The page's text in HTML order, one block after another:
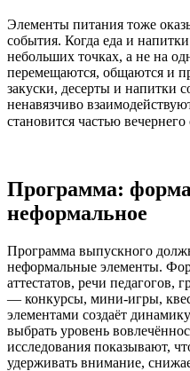
Элементы питания тоже
события. Когда еда и
небольших точках, а не на
перемещаются, общаются и
закуски, десерты и напитки
ненавязчиво
становится частью
Программа:
неформальное
Программа выпускного
неформальные элементы.
аттестатов, речи
— конкурсы, мини-игры,
элементами создаёт
выбрать уровень
исследования показывают,
удерживать внимание,